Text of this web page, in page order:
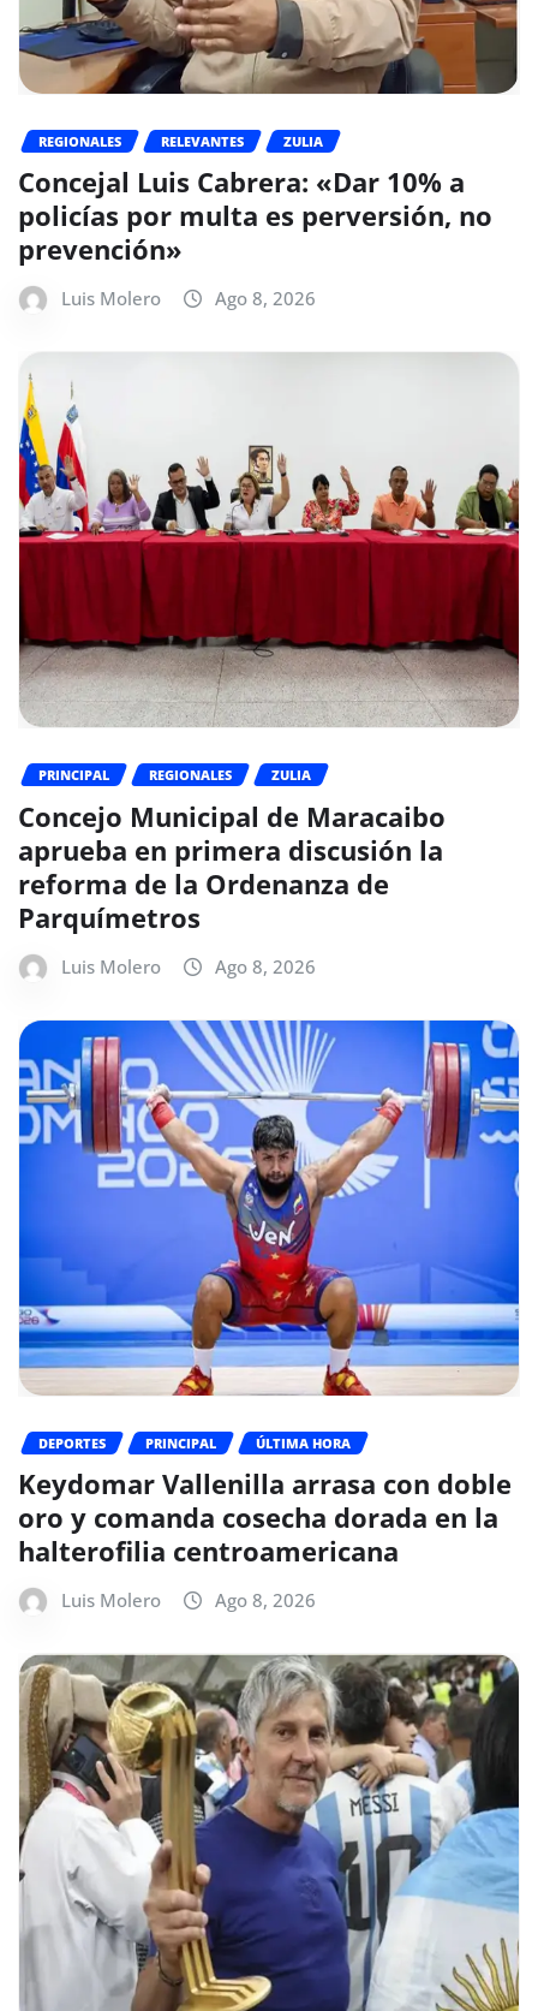
REGIONALES RELEVANTES ZULIA
Concejal Luis Cabrera: «Dar 10% a
policías por multa es perversión, no
prevención»
Luis Molero Ago 8, 2026
PRINCIPAL REGIONALES ZULIA
Concejo Municipal de Maracaibo
aprueba en primera discusión la
reforma de la Ordenanza de
Parquímetros
Luis Molero Ago 8, 2026
DEPORTES PRINCIPAL ÚLTIMA HORA
Keydomar Vallenilla arrasa con doble
oro y comanda cosecha dorada en la
halterofilia centroamericana
Luis Molero Ago 8, 2026